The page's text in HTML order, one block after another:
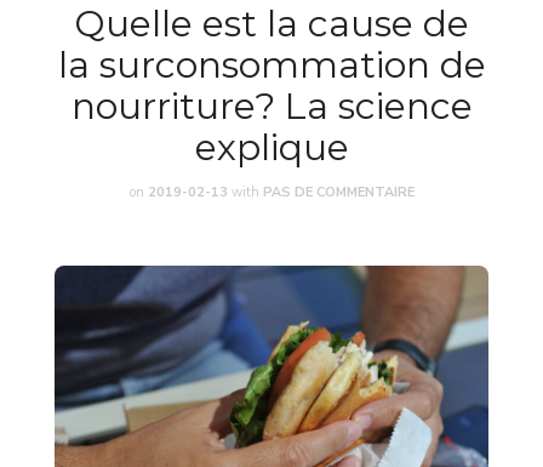
Quelle est la cause de
la surconsommation de
nourriture? La science
explique
on 2019-02-13 with PAS DE COMMENTAIRE